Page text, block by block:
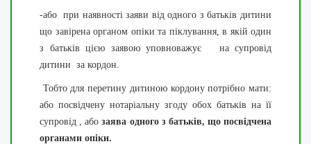
-або при наявності заяви від одного з батьків дитини
що завірена органом опіки та піклування, в якій один
з батьків цією заявою уповноважує на супровід
дитини за кордон.
Тобто для перетину дитиною кордону потрібно мати:
або посвідчену нотаріальну згоду обох батьків на її
супровід , або заява одного з батьків, що посвідчена
органами опіки.